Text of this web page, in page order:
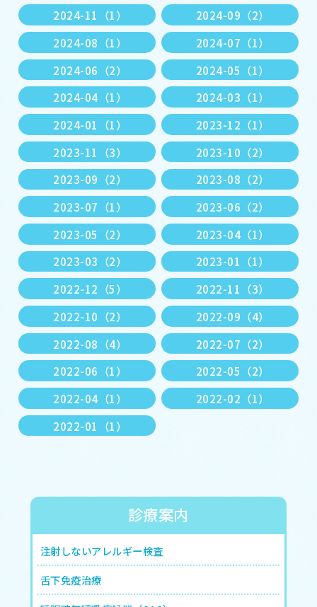
2024-11（1）
2024-09（2）
2024-08（1）
2024-07（1）
2024-06（2）
2024-05（1）
2024-04（1）
2024-03（1）
2024-01（1）
2023-12（1）
2023-11（3）
2023-10（2）
2023-09（2）
2023-08（2）
2023-07（1）
2023-06（2）
2023-05（2）
2023-04（1）
2023-03（2）
2023-01（1）
2022-12（5）
2022-11（3）
2022-10（2）
2022-09（4）
2022-08（4）
2022-07（2）
2022-06（1）
2022-05（2）
2022-04（1）
2022-02（1）
2022-01（1）
診療案内
注射しないアレルギー検査
舌下免疫治療